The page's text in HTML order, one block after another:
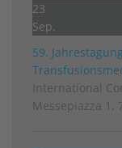
23
Sep.
59.
International
Messepiazza 1,